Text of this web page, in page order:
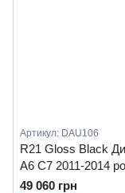
Артикул: DAU106
R21 Gloss Black
A6 C7 2011-2014
49 060 грн